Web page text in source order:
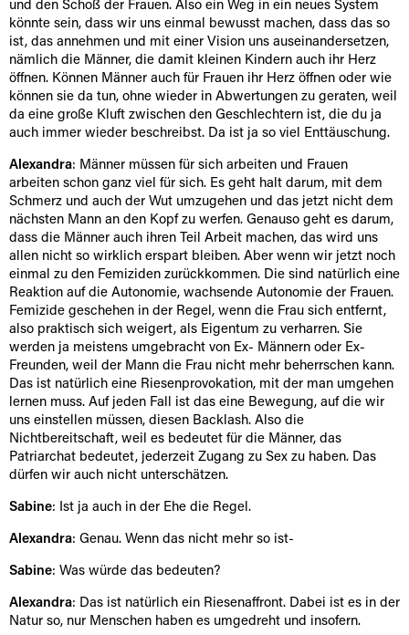
und den Schoß der Frauen. Also ein Weg in ein neues System
könnte sein, dass wir uns einmal bewusst machen, dass das so
ist, das annehmen und mit einer Vision uns auseinandersetzen,
nämlich die Männer, die damit kleinen Kindern auch ihr Herz
öffnen. Können Männer auch für Frauen ihr Herz öffnen oder wie
können sie da tun, ohne wieder in Abwertungen zu geraten, weil
da eine große Kluft zwischen den Geschlechtern ist, die du ja
auch immer wieder beschreibst. Da ist ja so viel Enttäuschung.
Alexandra: Männer müssen für sich arbeiten und Frauen
arbeiten schon ganz viel für sich. Es geht halt darum, mit dem
Schmerz und auch der Wut umzugehen und das jetzt nicht dem
nächsten Mann an den Kopf zu werfen. Genauso geht es darum,
dass die Männer auch ihren Teil Arbeit machen, das wird uns
allen nicht so wirklich erspart bleiben. Aber wenn wir jetzt noch
einmal zu den Femiziden zurückkommen. Die sind natürlich eine
Reaktion auf die Autonomie, wachsende Autonomie der Frauen.
Femizide geschehen in der Regel, wenn die Frau sich entfernt,
also praktisch sich weigert, als Eigentum zu verharren. Sie
werden ja meistens umgebracht von Ex- Männern oder Ex-
Freunden, weil der Mann die Frau nicht mehr beherrschen kann.
Das ist natürlich eine Riesenprovokation, mit der man umgehen
lernen muss. Auf jeden Fall ist das eine Bewegung, auf die wir
uns einstellen müssen, diesen Backlash. Also die
Nichtbereitschaft, weil es bedeutet für die Männer, das
Patriarchat bedeutet, jederzeit Zugang zu Sex zu haben. Das
dürfen wir auch nicht unterschätzen.
Sabine: Ist ja auch in der Ehe die Regel.
Alexandra: Genau. Wenn das nicht mehr so ist-
Sabine: Was würde das bedeuten?
Alexandra: Das ist natürlich ein Riesenaffront. Dabei ist es in der
Natur so, nur Menschen haben es umgedreht und insofern.